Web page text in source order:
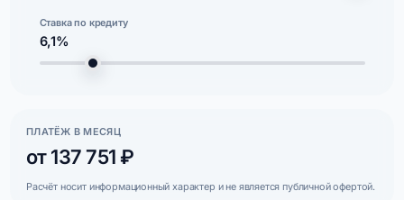
Ставка по кредиту
6,1%
ПЛАТЁЖ В МЕСЯЦ
от 137 751 ₽
Расчёт носит информационный характер и не является публичной офертой.